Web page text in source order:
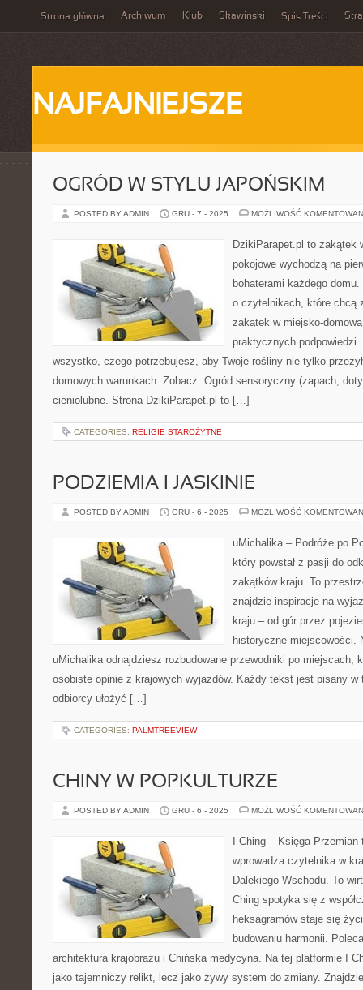
Strona główna Archiwum Klub Skawinski Spis Treści
NAJFAJNIEJSZE
OGRÓD W STYLU JAPOŃSKIM
POSTED BY ADMIN GRU - 7 - 2025 MOŻLIWOŚĆ
DzikiParapet.pl to zakątek
pokojowe wychodzą na
bohaterami każdego
o czytelnikach, które chcą
zakątek w miejsko-
praktycznych
wszystko, czego potrzebujesz, aby Twoje rośliny nie tylko
domowych warunkach. Zobacz: Ogród sensoryczny (zapach,
cieniolubne. Strona DzikiParapet.pl to […]
CATEGORIES: RELIGIE STAROŻYTNE
PODZIEMIA I JASKINIE
POSTED BY ADMIN GRU - 6 - 2025 MOŻLIWOŚĆ
uMichalika – Podróże po
który powstał z pasji do
zakątków kraju. To
znajdzie inspiracje na
kraju – od gór przez
historyczne miejscowości.
uMichalika odnajdziesz rozbudowane przewodniki po miejscach,
osobiste opinie z krajowych wyjazdów. Każdy tekst jest pisany w
odbiorcy ułożyć […]
CATEGORIES: PALMTREEVIEW
CHINY W POPKULTURZE
POSTED BY ADMIN GRU - 6 - 2025 MOŻLIWOŚĆ
I Ching – Księga
wprowadza czytelnika w
Dalekiego Wschodu. To
Ching spotyka się z
heksagramów staje się
budowaniu harmonii.
architektura krajobrazu i Chińska medycyna. Na tej platformie I
jako tajemniczy relikt, lecz jako żywy system do zmiany.